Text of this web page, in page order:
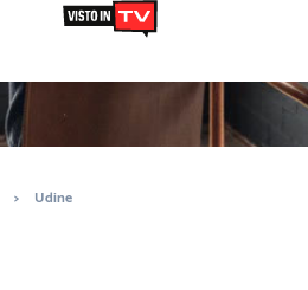
> Udine